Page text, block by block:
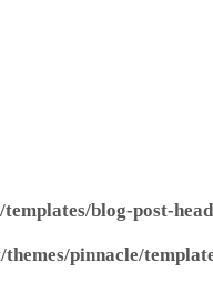
blog-post-
pinnacle/